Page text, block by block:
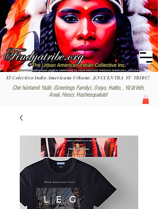
El Colectivo Indio Americano Urbano: ¡ENCUENTRA TU TRIBU!
Ché hüntamô Yaâti. (Greetings Family), Osiyo, Halito, , Yáʼátʼééh,
Anaii, Hesci, Hashesqualulo!